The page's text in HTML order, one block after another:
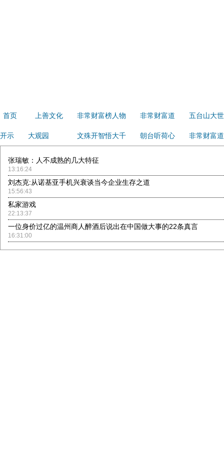
首页 上善文化 非常财富榜人物 非常财富道 五台山大
开示 大观园 文殊开智悟大千 朝台听荷心 非常财富
张瑞敏：人不成熟的几大特征
13:16:24
刘杰克:从诺基亚手机兴衰谈当今企业生存之道
15:56:43
私家游戏
22:13:37
一位身价过亿的温州商人醉酒后说出在中国做大事的22条真言
16:31:00